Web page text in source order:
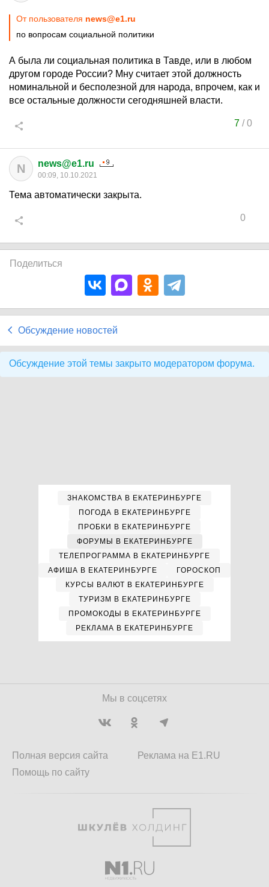
От пользователя news@e1.ru
по вопросам социальной политики
А была ли социальная политика в Тавде, или в любом
другом городе России? Мну считает этой должность
номинальной и бесполезной для народа, впрочем, как и
все остальные должности сегодняшней власти.
7/0
N news@e1.ru
00:09, 10.10.2021
Тема автоматически закрыта.
0
Поделиться
Обсуждение новостей
Обсуждение этой темы закрыто модератором форума.
ЗНАКОМСТВА В ЕКАТЕРИНБУРГЕ
ПОГОДА В ЕКАТЕРИНБУРГЕ
ПРОБКИ В ЕКАТЕРИНБУРГЕ
ФОРУМЫ В ЕКАТЕРИНБУРГЕ
ТЕЛЕПРОГРАММА В ЕКАТЕРИНБУРГЕ
АФИША В ЕКАТЕРИНБУРГЕ
ГОРОСКОП
КУРСЫ ВАЛЮТ В ЕКАТЕРИНБУРГЕ
ТУРИЗМ В ЕКАТЕРИНБУРГЕ
ПРОМОКОДЫ В ЕКАТЕРИНБУРГЕ
РЕКЛАМА В ЕКАТЕРИНБУРГЕ
Мы в соцсетях
Полная версия сайта
Помощь по сайту
Реклама на E1.RU